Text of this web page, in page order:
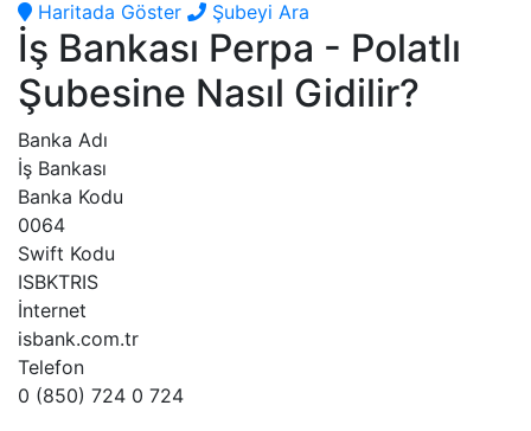
Haritada Göster
Şubeyi Ara
İş Bankası Perpa - Polatlı
Şubesine Nasıl Gidilir?
Banka Adı
İş Bankası
Banka Kodu
0064
Swift Kodu
ISBKTRIS
İnternet
isbank.com.tr
Telefon
0 (850) 724 0 724